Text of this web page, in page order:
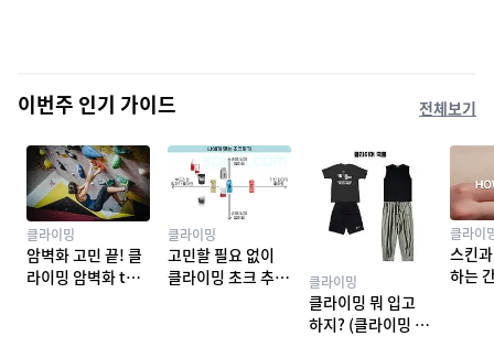
이번주 인기 가이드 전체보기
클라이밍
암벽화 고민 끝! 클
라이밍 암벽화 top
클라이밍
고민할 필요 없이
클라이밍 초크 추천
클라이밍
클라이밍 뭐 입고
하지? (클라이밍 복
클라이
스킨
하는